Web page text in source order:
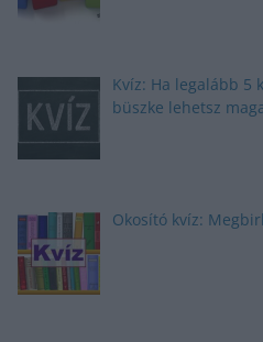
Kvíz: Ha legalább 5
büszke lehetsz
Okosító kvíz: